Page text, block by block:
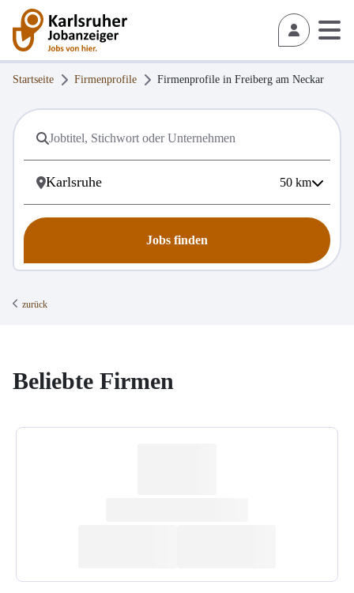
Startseite Firmenprofile Firmenprofile in Freiberg am Neckar
50 km
Jobs finden
zurück
Beliebte Firmen